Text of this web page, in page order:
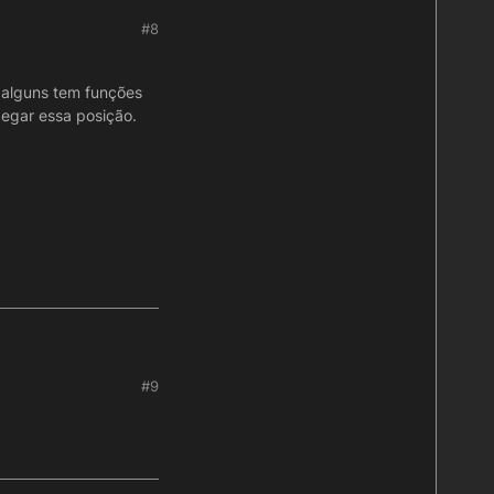
#8
tem funções
essa posição.
mas alguns tem
na consulta e
#9